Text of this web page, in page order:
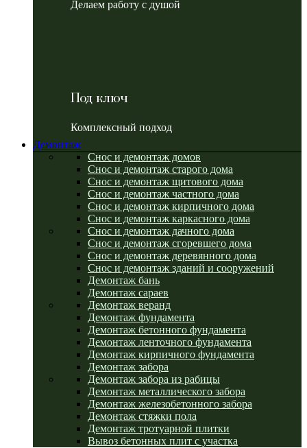
Делаем работу с душой
Под ключ
Комплексный подход
Демонтаж
Снос и демонтаж домов
Снос и демонтаж старого дома
Снос и демонтаж щитового дома
Снос и демонтаж частного дома
Снос и демонтаж кирпичного дома
Снос и демонтаж каркасного дома
Снос и демонтаж дачного дома
Снос и демонтаж сгоревшего дома
Снос и демонтаж деревянного дома
Снос и демонтаж зданий и сооружений
Демонтаж бань
Демонтаж сараев
Демонтаж веранд
Демонтаж фундамента
Демонтаж бетонного фундамента
Демонтаж ленточного фундамента
Демонтаж кирпичного фундамента
Демонтаж забора
Демонтаж забора из рабицы
Демонтаж металлического забора
Демонтаж железобетонного забора
Демонтаж стяжки пола
Демонтаж тротуарной плитки
Вывоз бетонных плит с участка